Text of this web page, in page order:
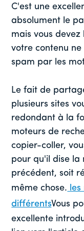
C'est une
absolument le
mais vous
votre contenu
spam par les
Le fait de
plusieurs sites
redondant à la
moteurs de
copier-coller,
pour qu'il dise la
précédent, soit
même chose.
différentsVous
excellente